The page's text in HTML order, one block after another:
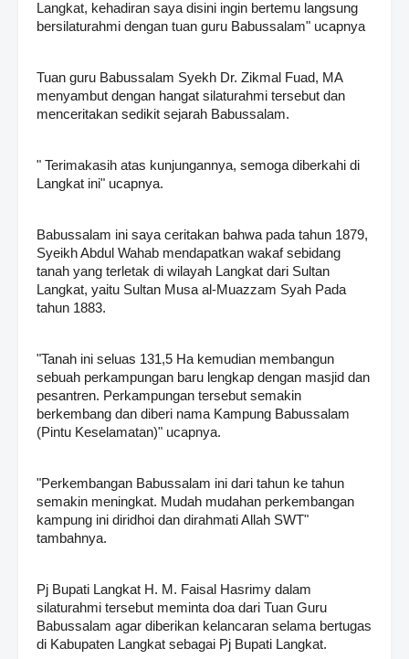
Langkat, kehadiran saya disini ingin bertemu langsung
bersilaturahmi dengan tuan guru Babussalam" ucapnya
Tuan guru Babussalam Syekh Dr. Zikmal Fuad, MA
menyambut dengan hangat silaturahmi tersebut dan
menceritakan sedikit sejarah Babussalam.
" Terimakasih atas kunjungannya, semoga diberkahi di
Langkat ini" ucapnya.
Babussalam ini saya ceritakan bahwa pada tahun 1879,
Syeikh Abdul Wahab mendapatkan wakaf sebidang
tanah yang terletak di wilayah Langkat dari Sultan
Langkat, yaitu Sultan Musa al-Muazzam Syah Pada
tahun 1883.
"Tanah ini seluas 131,5 Ha kemudian membangun
sebuah perkampungan baru lengkap dengan masjid dan
pesantren. Perkampungan tersebut semakin
berkembang dan diberi nama Kampung Babussalam
(Pintu Keselamatan)" ucapnya.
"Perkembangan Babussalam ini dari tahun ke tahun
semakin meningkat. Mudah mudahan perkembangan
kampung ini diridhoi dan dirahmati Allah SWT"
tambahnya.
Pj Bupati Langkat H. M. Faisal Hasrimy dalam
silaturahmi tersebut meminta doa dari Tuan Guru
Babussalam agar diberikan kelancaran selama bertugas
di Kabupaten Langkat sebagai Pj Bupati Langkat.